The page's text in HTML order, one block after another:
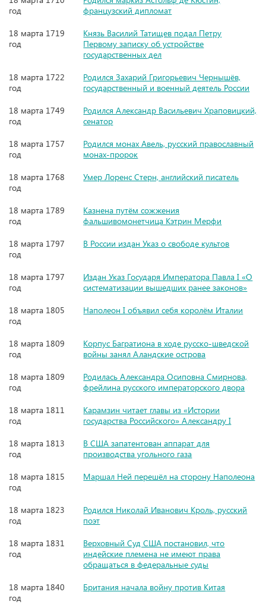
год
французский дипломат
18 марта 1719
год
Князь Василий Татищев подал Петру
Первому записку об устройстве
государственных дел
18 марта 1722
год
Родился Захарий Григорьевич Чернышёв,
государственный и военный деятель России
18 марта 1749
год
Родился Александр Васильевич Храповицкий,
сенатор
18 марта 1757
год
Родился монах Авель, русский православный
монах-пророк
18 марта 1768
год
Умер Лоренс Стерн, английский писатель
18 марта 1789
год
Казнена путём сожжения
фальшивомонетчица Кэтрин Мерфи
18 марта 1797
год
В России издан Указ о свободе культов
18 марта 1797
год
Издан Указ Государя Императора Павла I «О
систематизации вышедших ранее законов»
18 марта 1805
год
Наполеон I объявил себя королём Италии
18 марта 1809
год
Корпус Багратиона в ходе русско-шведской
войны занял Аландские острова
18 марта 1809
год
Родилась Александра Осиповна Смирнова,
фрейлина русского императорского двора
18 марта 1811
год
Карамзин читает главы из «Истории
государства Российского» Александру I
18 марта 1813
год
В США запатентован аппарат для
производства угольного газа
18 марта 1815
год
Маршал Ней перешёл на сторону Наполеона
18 марта 1823
год
Родился Николай Иванович Кроль, русский
поэт
18 марта 1831
год
Верховный Суд США постановил, что
индейские племена не имеют права
обращаться в федеральные суды
18 марта 1840
год
Британия начала войну против Китая